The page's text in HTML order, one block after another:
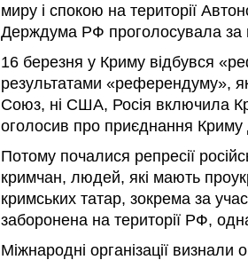
миру і спокою на території
Держдума РФ проголосувала за
16 березня у Криму відбувся
результатами «референдуму»,
Союз, ні США, Росія включила
оголосив про приєднання
Потому почалися репресії
кримчан, людей, які мають
кримських татар, зокрема за
заборонена на території РФ,
Міжнародні організації